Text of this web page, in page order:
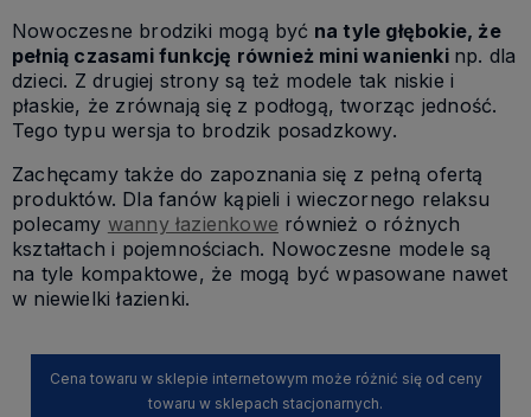
Nowoczesne brodziki mogą być na tyle głębokie, że
pełnią czasami funkcję również mini wanienki np. dla
dzieci. Z drugiej strony są też modele tak niskie i
płaskie, że zrównają się z podłogą, tworząc jedność.
Tego typu wersja to brodzik posadzkowy.
Zachęcamy także do zapoznania się z pełną ofertą
produktów. Dla fanów kąpieli i wieczornego relaksu
polecamy wanny łazienkowe również o różnych
kształtach i pojemnościach. Nowoczesne modele są
na tyle kompaktowe, że mogą być wpasowane nawet
w niewielki łazienki.
Cena towaru w sklepie internetowym może różnić się od ceny
towaru w sklepach stacjonarnych.